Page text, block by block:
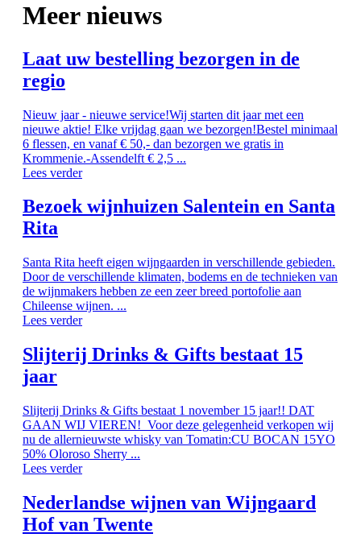
Meer nieuws
Laat uw bestelling bezorgen in de
regio
Nieuw jaar - nieuwe service!Wij starten dit jaar met een
nieuwe aktie! Elke vrijdag gaan we bezorgen!Bestel minimaal
6 flessen, en vanaf € 50,- dan bezorgen we gratis in
Krommenie.-Assendelft € 2,5 ...
Lees verder
Bezoek wijnhuizen Salentein en Santa
Rita
Santa Rita heeft eigen wijngaarden in verschillende gebieden.
Door de verschillende klimaten, bodems en de technieken van
de wijnmakers hebben ze een zeer breed portofolie aan
Chileense wijnen. ...
Lees verder
Slijterij Drinks & Gifts bestaat 15
jaar
Slijterij Drinks & Gifts bestaat 1 november 15 jaar!! DAT
GAAN WIJ VIEREN! Voor deze gelegenheid verkopen wij
nu de allernieuwste whisky van Tomatin:CU BOCAN 15YO
50% Oloroso Sherry ...
Lees verder
Nederlandse wijnen van Wijngaard
Hof van Twente